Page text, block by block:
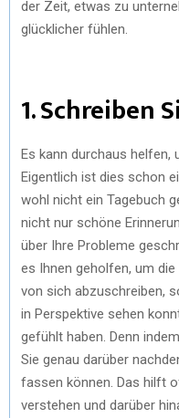
der Zeit, etwas zu
glücklicher fühlen.
1. Schreiben
Es kann durchaus helfen,
Eigentlich ist dies schon
wohl nicht ein Tagebuch
nicht nur schöne
über Ihre Probleme
es Ihnen geholfen, um
von sich abzuschreiben,
in Perspektive sehen
gefühlt haben. Denn
Sie genau darüber
fassen können. Das hilft
verstehen und darüber